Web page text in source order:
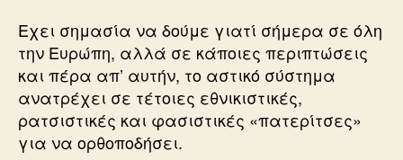
Εχει σημασία να δούμε γιατί σήμερα σε όλη
την Ευρώπη, αλλά σε κάποιες περιπτώσεις
και πέρα απ’ αυτήν, το αστικό σύστημα
ανατρέχει σε τέτοιες εθνικιστικές,
ρατσιστικές και φασιστικές «πατερίτσες»
για να ορθοποδήσει.